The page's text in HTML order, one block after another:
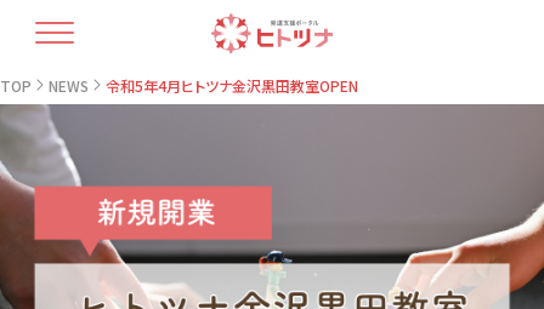
TOP
ヒトツナについて
支援プラン
療育人材育成
開業コラム
教室情報
TOP NEWS 令和5年4月ヒトツナ金沢黒田教室OPEN